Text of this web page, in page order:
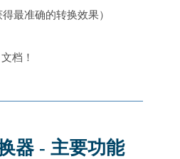
最准确的转换效果）
档！
器 - 主要功能